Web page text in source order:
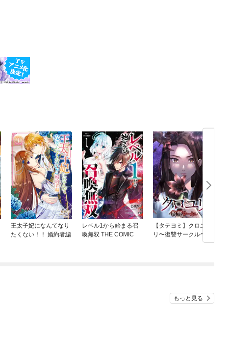
王太子妃になんてなり
たくない！！ 婚約者編
レベル1から始まる召
喚無双 THE COMIC
【タテヨミ】クロユ
リ〜復讐サークル〜
もっと見る